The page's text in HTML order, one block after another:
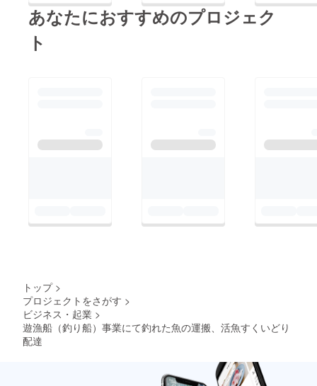
あなたにおすすめのプロジェク
ト
トップ >
プロジェクトをさがす >
ビジネス・起業 >
遊漁船（釣り船）事業にて釣れた魚の運搬、活魚すくいどり
配達